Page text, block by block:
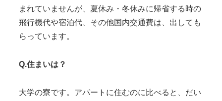
まれていませんが、夏休み・冬休みに帰省する時の
飛行機代や宿泊代、その他国内交通費は、出しても
らっています。
Q.住まいは？
大学の寮です。アパートに住むのに比べると、だい